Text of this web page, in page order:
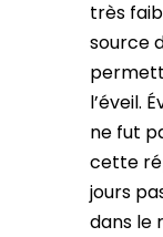
très
source
l’éveil.
ne fut
cette
jours
dans le